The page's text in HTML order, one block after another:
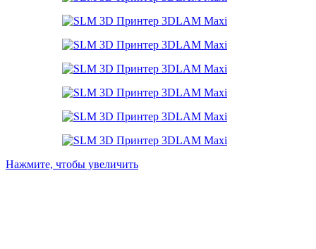
Нажмите, чтобы увеличить